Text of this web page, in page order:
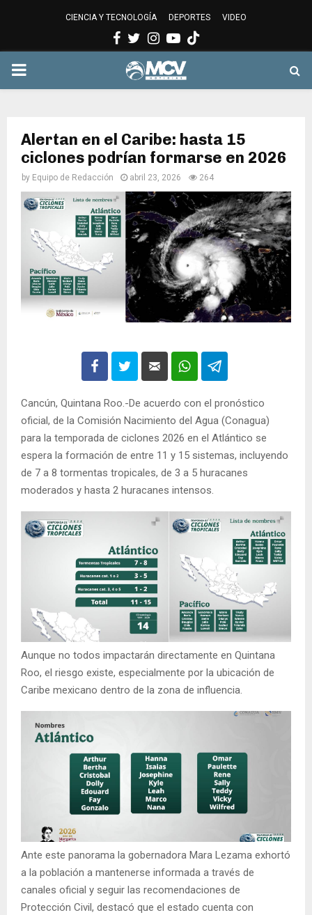
CIENCIA Y TECNOLOGÍA DEPORTES VIDEO
Facebook
Twitter
Instagram
Youtube
PRIMARY
Alertan en el Caribe: hasta 15
ciclones podrían formarse en 2026
by Equipo de Redacción abril 23, 2026 264
Cancún, Quintana Roo.-De acuerdo con el pronóstico
oficial, de la Comisión Nacimiento del Agua (Conagua)
para la temporada de ciclones 2026 en el Atlántico se
espera la formación de entre 11 y 15 sistemas, incluyendo
de 7 a 8 tormentas tropicales, de 3 a 5 huracanes
moderados y hasta 2 huracanes intensos.
Aunque no todos impactarán directamente en Quintana
Roo, el riesgo existe, especialmente por la ubicación de
Caribe mexicano dentro de la zona de influencia.
Ante este panorama la gobernadora Mara Lezama exhortó
a la población a mantenerse informada a través de
canales oficial y seguir las recomendaciones de
Protección Civil, destacó que el estado cuenta con